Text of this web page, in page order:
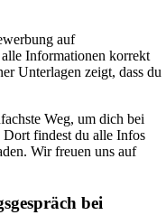
auf
Informationen korrekt
Unterlagen zeigt, dass du
Weg, um dich bei
Dort findest du alle Infos
Wir freuen uns auf
bei